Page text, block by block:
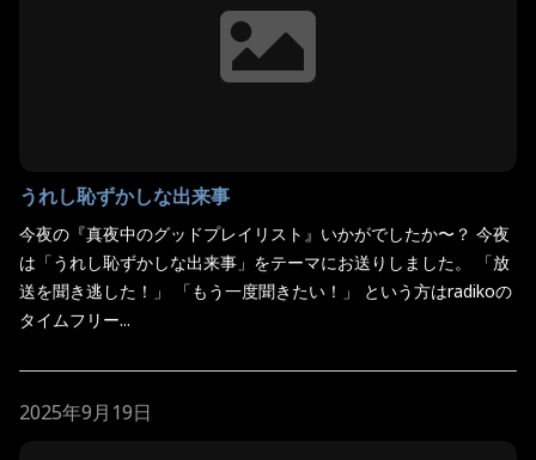
うれし恥ずかしな出来事
今夜の『真夜中のグッドプレイリスト』いかがでしたか〜？ 今夜
は「うれし恥ずかしな出来事」をテーマにお送りしました。 「放
送を聞き逃した！」 「もう一度聞きたい！」 という方はradikoの
タイムフリー...
2025年9月19日